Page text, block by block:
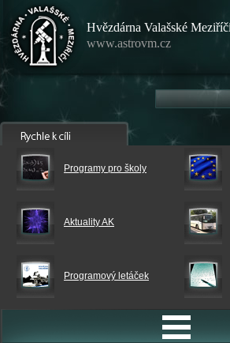
Hvězdárna Valašské
www.astrovm.cz
Programy pro školy
Aktuality AK
Programový letáček